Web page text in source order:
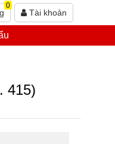
0
Tài khoản
415)